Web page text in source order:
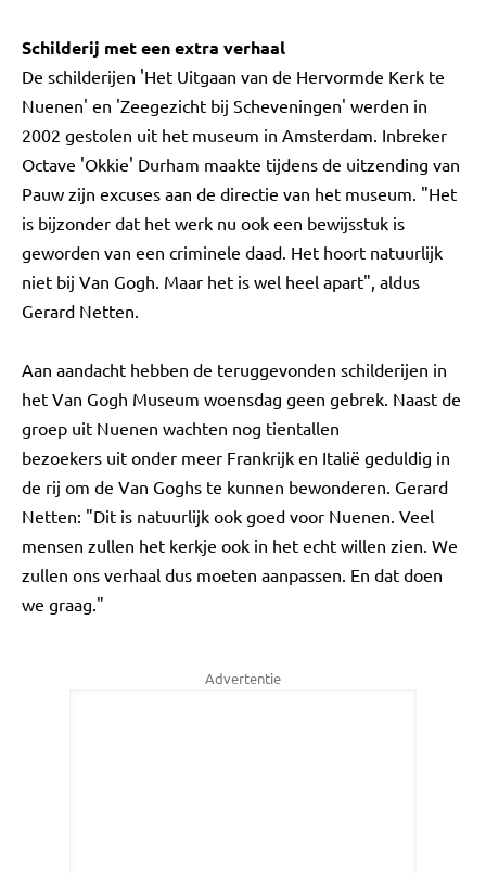
Schilderij met een extra verhaal
De schilderijen 'Het Uitgaan van de Hervormde Kerk te
Nuenen' en 'Zeegezicht bij Scheveningen' werden in
2002 gestolen uit het museum in Amsterdam. Inbreker
Octave 'Okkie' Durham maakte tijdens de uitzending van
Pauw zijn excuses aan de directie van het museum. "Het
is bijzonder dat het werk nu ook een bewijsstuk is
geworden van een criminele daad. Het hoort natuurlijk
niet bij Van Gogh. Maar het is wel heel apart", aldus
Gerard Netten.
Aan aandacht hebben de teruggevonden schilderijen in
het Van Gogh Museum woensdag geen gebrek. Naast de
groep uit Nuenen wachten nog tientallen
bezoekers uit onder meer Frankrijk en Italië geduldig in
de rij om de Van Goghs te kunnen bewonderen. Gerard
Netten: "Dit is natuurlijk ook goed voor Nuenen. Veel
mensen zullen het kerkje ook in het echt willen zien. We
zullen ons verhaal dus moeten aanpassen. En dat doen
we graag."
Advertentie